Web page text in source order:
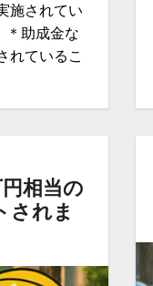
施されてい
＊助成金な
れているこ
相当の
されま